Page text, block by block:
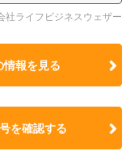
社ライフビジネスウェザー
情報を見る
を確認する